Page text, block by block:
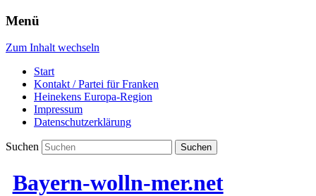
Menü
Zum Inhalt wechseln
Start
Kontakt / Partei für Franken
Heinekens Europa-Region
Impressum
Datenschutzerklärung
Suchen
Bayern-wolln-mer.net